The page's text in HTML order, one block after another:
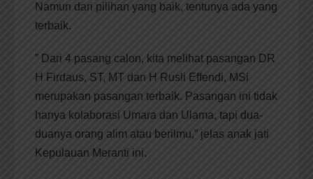
Namun dari pilihan yang baik, tentunya ada yang
terbaik.
” Dari 4 pasang calon, kita melihat pasangan DR
H Firdaus, ST, MT dan H Rusli Effendi, MSi
merupakan pasangan terbaik. Pasangan ini tidak
hanya kolaborasi Umara dan Ulama, tapi dua-
duanya orang alim atau berilmu,” jelas anak jati
Kepulauan Meranti ini.